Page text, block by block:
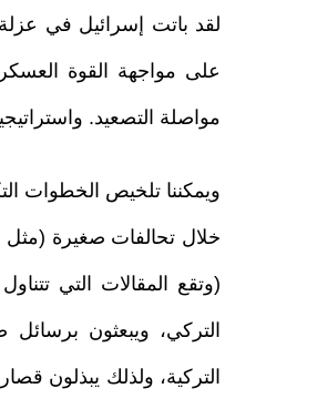
لقد باتت إسرائيل في
على مواجهة القوة
مواصلة التصعيد.
ويمكننا تلخيص الخطوات
خلال تحالفات صغيرة (مثل
(وتقع المقالات التي
التركي، ويبعثون